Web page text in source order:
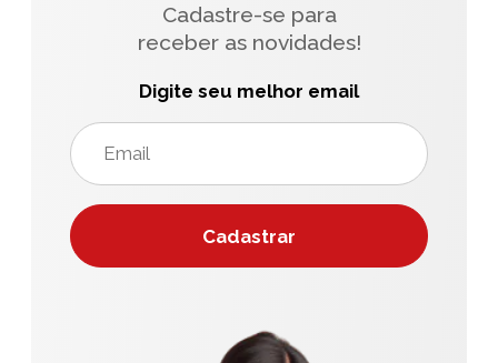
Cadastre-se para
receber as novidades!
Digite seu melhor email